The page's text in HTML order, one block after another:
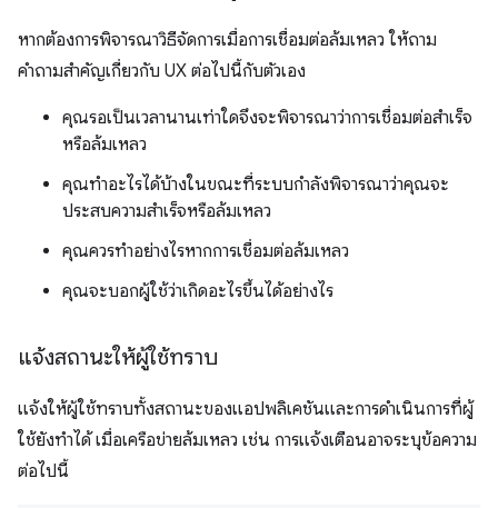
หากต้องการพิจารณาวิธีจัดการเมื่อการเชื่อมต่อล้มเหลว ให้ถาม
คำถามสำคัญเกี่ยวกับ UX ต่อไปนี้กับตัวเอง
คุณรอเป็นเวลานานเท่าใดจึงจะพิจารณาว่าการเชื่อมต่อสำเร็จ
หรือล้มเหลว
คุณทำอะไรได้บ้างในขณะที่ระบบกำลังพิจารณาว่าคุณจะ
ประสบความสำเร็จหรือล้มเหลว
คุณควรทำอย่างไรหากการเชื่อมต่อล้มเหลว
คุณจะบอกผู้ใช้ว่าเกิดอะไรขึ้นได้อย่างไร
แจ้งสถานะให้ผู้ใช้ทราบ
แจ้งให้ผู้ใช้ทราบทั้งสถานะของแอปพลิเคชันและการดำเนินการที่ผู้
ใช้ยังทำได้ เมื่อเครือข่ายล้มเหลว เช่น การแจ้งเตือนอาจระบุข้อความ
ต่อไปนี้